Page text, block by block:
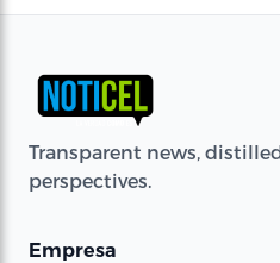
Transparent news,
perspectives.
Empresa